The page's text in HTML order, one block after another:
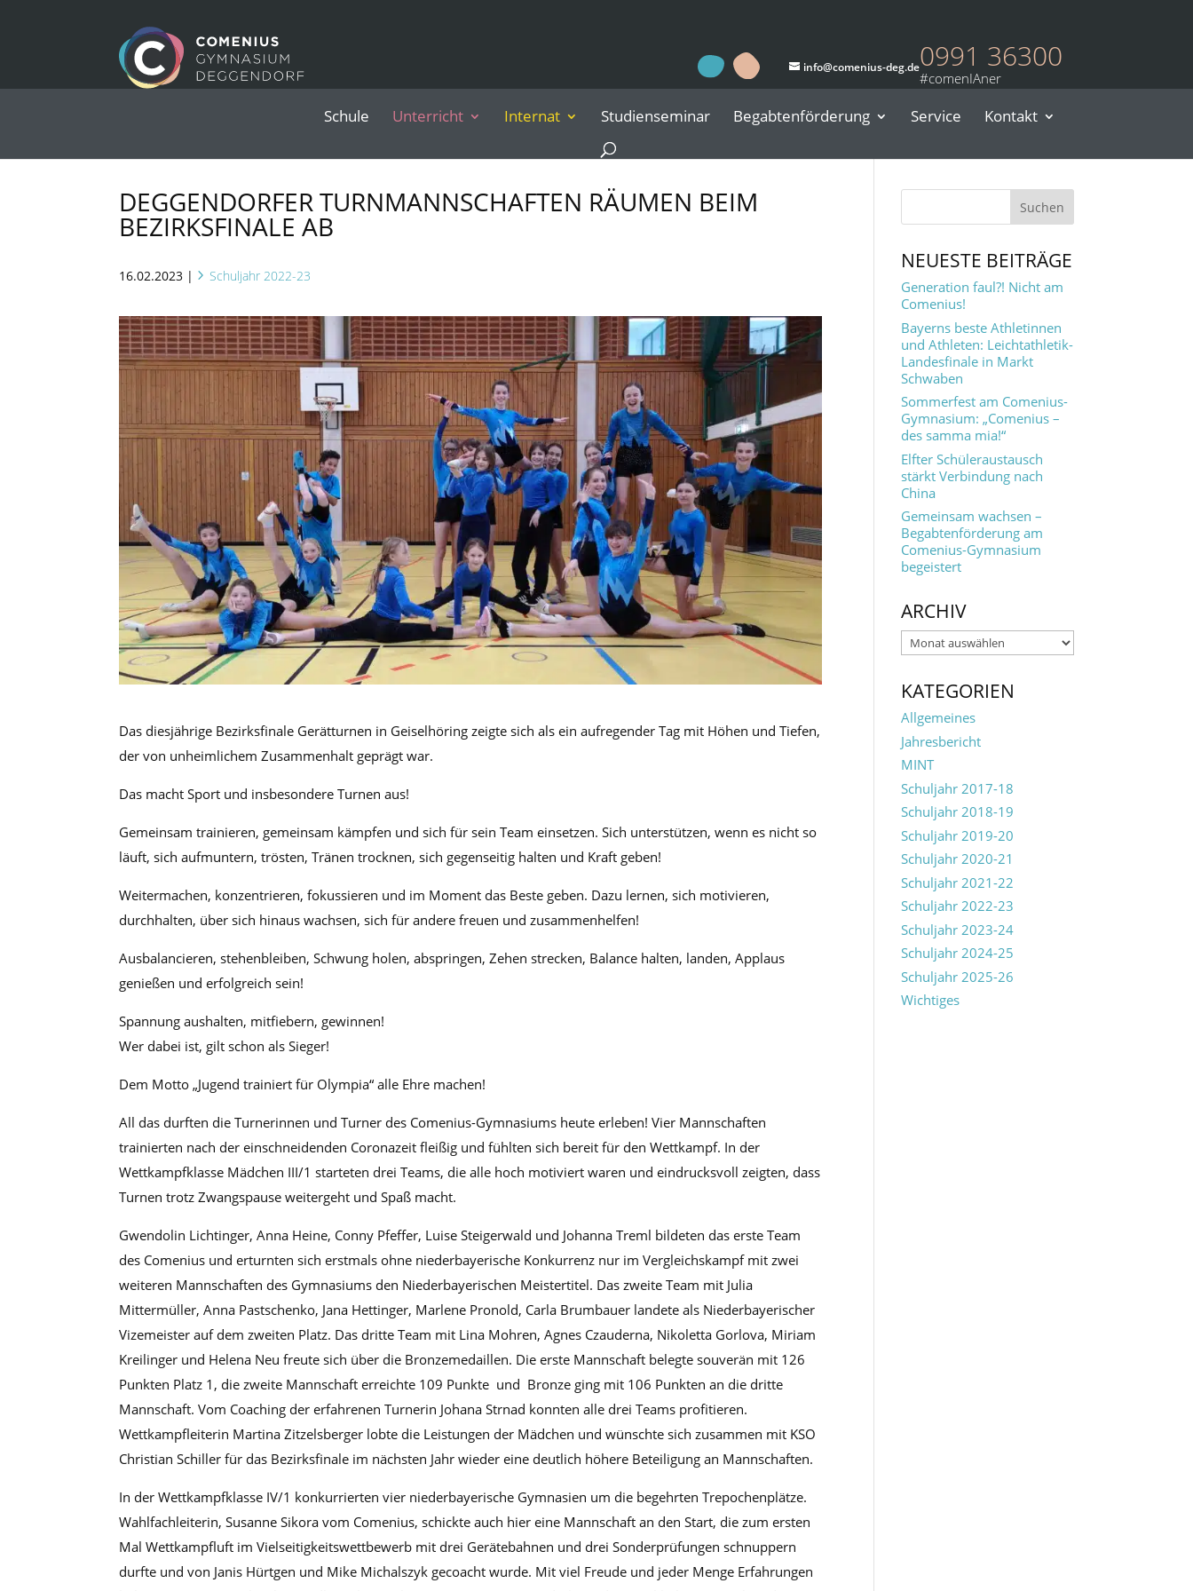
0991 36300
info@comenius-deg.de
Schule Unterricht Internat Studienseminar Begabtenförderung Service Kontakt
DEGGENDORFER TURNMANNSCHAFTEN RÄUMEN BEIM
BEZIRKSFINALE AB
16.02.2023 | Schuljahr 2022-23
Das diesjährige Bezirksfinale Gerätturnen in Geiselhöring zeigte sich als ein aufregender Tag mit Höhen und Tiefen,
der von unheimlichem Zusammenhalt geprägt war.
Das macht Sport und insbesondere Turnen aus!
Gemeinsam trainieren, gemeinsam kämpfen und sich für sein Team einsetzen. Sich unterstützen, wenn es nicht so
läuft, sich aufmuntern, trösten, Tränen trocknen, sich gegenseitig halten und Kraft geben!
Weitermachen, konzentrieren, fokussieren und im Moment das Beste geben. Dazu lernen, sich motivieren,
durchhalten, über sich hinaus wachsen, sich für andere freuen und zusammenhelfen!
Ausbalancieren, stehenbleiben, Schwung holen, abspringen, Zehen strecken, Balance halten, landen, Applaus
genießen und erfolgreich sein!
Spannung aushalten, mitfiebern, gewinnen!
Wer dabei ist, gilt schon als Sieger!
Dem Motto „Jugend trainiert für Olympia“ alle Ehre machen!
All das durften die Turnerinnen und Turner des Comenius-Gymnasiums heute erleben! Vier Mannschaften
trainierten nach der einschneidenden Coronazeit fleißig und fühlten sich bereit für den Wettkampf. In der
Wettkampfklasse Mädchen III/1 starteten drei Teams, die alle hoch motiviert waren und eindrucksvoll zeigten, dass
Turnen trotz Zwangspause weitergeht und Spaß macht.
Gwendolin Lichtinger, Anna Heine, Conny Pfeffer, Luise Steigerwald und Johanna Treml bildeten das erste Team
des Comenius und erturnten sich erstmals ohne niederbayerische Konkurrenz nur im Vergleichskampf mit zwei
weiteren Mannschaften des Gymnasiums den Niederbayerischen Meistertitel. Das zweite Team mit Julia
Mittermüller, Anna Pastschenko, Jana Hettinger, Marlene Pronold, Carla Brumbauer landete als Niederbayerischer
Vizemeister auf dem zweiten Platz. Das dritte Team mit Lina Mohren, Agnes Czauderna, Nikoletta Gorlova, Miriam
Kreilinger und Helena Neu freute sich über die Bronzemedaillen. Die erste Mannschaft belegte souverän mit 126
Punkten Platz 1, die zweite Mannschaft erreichte 109 Punkte und Bronze ging mit 106 Punkten an die dritte
Mannschaft. Vom Coaching der erfahrenen Turnerin Johana Strnad konnten alle drei Teams profitieren.
Wettkampfleiterin Martina Zitzelsberger lobte die Leistungen der Mädchen und wünschte sich zusammen mit KSO
Christian Schiller für das Bezirksfinale im nächsten Jahr wieder eine deutlich höhere Beteiligung an Mannschaften.
In der Wettkampfklasse IV/1 konkurrierten vier niederbayerische Gymnasien um die begehrten Trepochenplätze.
Wahlfachleiterin, Susanne Sikora vom Comenius, schickte auch hier eine Mannschaft an den Start, die zum ersten
Mal Wettkampfluft im Vielseitigkeitswettbewerb mit drei Gerätebahnen und drei Sonderprüfungen schnuppern
durfte und von Janis Hürtgen und Mike Michalszyk gecoacht wurde. Mit viel Freude und jeder Menge Erfahrungen
NEUESTE BEITRÄGE
Generation faul?! Nicht am
Comenius!
Bayerns beste Athletinnen
und Athleten: Leichtathletik-
Landesfinale in Markt
Schwaben
Sommerfest am Comenius-
Gymnasium: „Comenius –
des samma mia!“
Elfter Schüleraustausch
stärkt Verbindung nach
China
Gemeinsam wachsen –
Begabtenförderung am
Comenius-Gymnasium
begeistert
ARCHIV
Archiv
KATEGORIEN
Allgemeines
Jahresbericht
MINT
Schuljahr 2017-18
Schuljahr 2018-19
Schuljahr 2019-20
Schuljahr 2020-21
Schuljahr 2021-22
Schuljahr 2022-23
Schuljahr 2023-24
Schuljahr 2024-25
Schuljahr 2025-26
Wichtiges